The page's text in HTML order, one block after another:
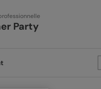
Party